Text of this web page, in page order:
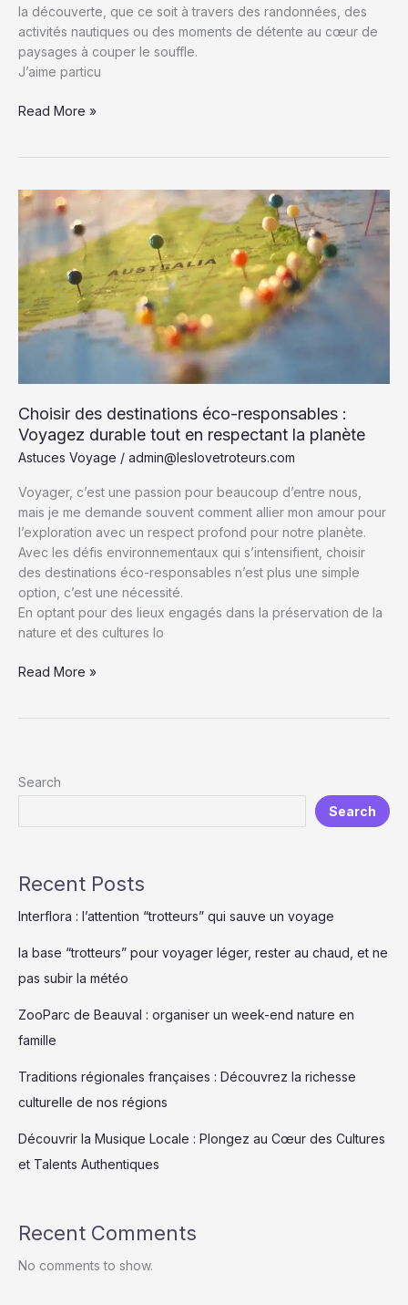
la découverte, que ce soit à travers des randonnées, des
activités nautiques ou des moments de détente au cœur de
paysages à couper le souffle.
J’aime particu
Escapades
Nature,
Villages
Pittoresques
Activités
Inoubliables
Read More »
Choisir des destinations éco-responsables :
Voyagez durable tout en respectant la planète
Astuces Voyage / admin@leslovetroteurs.com
Voyager, c’est une passion pour beaucoup d’entre nous,
mais je me demande souvent comment allier mon amour pour
l’exploration avec un respect profond pour notre planète.
Avec les défis environnementaux qui s’intensifient, choisir
des destinations éco-responsables n’est plus une simple
option, c’est une nécessité.
En optant pour des lieux engagés dans la préservation de la
nature et des cultures lo
Choisir
Voyagez
tout
la
planète
Read More »
Search
Search
Recent Posts
Interflora : l’attention “trotteurs” qui sauve un voyage
la base “trotteurs” pour voyager léger, rester au chaud, et ne
pas subir la météo
ZooParc de Beauval : organiser un week-end nature en
famille
Traditions régionales françaises : Découvrez la richesse
culturelle de nos régions
Découvrir la Musique Locale : Plongez au Cœur des Cultures
et Talents Authentiques
Recent Comments
No comments to show.